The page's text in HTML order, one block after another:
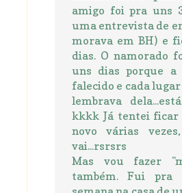
amigo foi pra uns
uma entrevista de
morava em BH) e
dias. O namorado
uns dias porque a
falecido e cada
lembrava
kkkk Já tentei ficar
novo várias
vai...rsrsrs
Mas vou fazer
também. Fui pra